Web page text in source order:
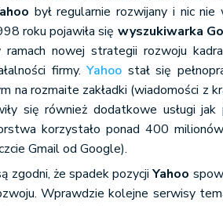
był regularnie rozwijany i nic
roku pojawiła się wyszukiwarka
nowej strategii rozwoju
firmy.Yahoo stał się
na rozmaite zakładki (wiadomości z
się również dodatkowe usługi
korzystało ponad 400
Gmail od Google).
zgodni, że spadek pozycji Yahoo
Wprawdzie kolejne serwisy